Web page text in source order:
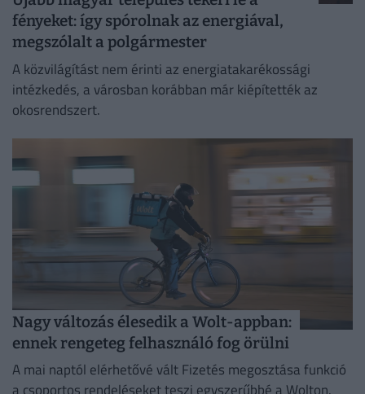
fényeket: így spórolnak az energiával,
megszólalt a polgármester
A közvilágítást nem érinti az energiatakarékossági
intézkedés, a városban korábban már kiépítették az
okosrendszert.
Nagy változás élesedik a Wolt-appban:
ennek rengeteg felhasználó fog örülni
A mai naptól elérhetővé vált Fizetés megosztása funkció